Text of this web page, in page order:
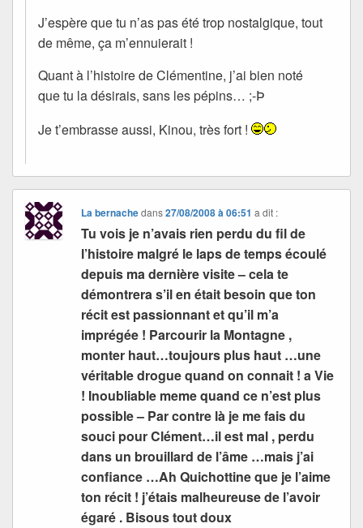
J’espère que tu n’as pas été trop nostalgique, tout
de même, ça m’ennuierait !
Quant à l’histoire de Clémentine, j’ai bien noté
que tu la désirais, sans les pépins… ;-Þ
Je t’embrasse aussi, Kinou, très fort !
La bernachedans27/08/2008 à 06:51 a dit :
Tu vois je n’avais rien perdu du fil de
l’histoire malgré le laps de temps écoulé
depuis ma dernière visite – cela te
démontrera s’il en était besoin que ton
récit est passionnant et qu’il m’a
imprégée ! Parcourir la Montagne ,
monter haut…toujours plus haut …une
véritable drogue quand on connait ! a Vie
! Inoubliable meme quand ce n’est plus
possible – Par contre là je me fais du
souci pour Clément…il est mal , perdu
dans un brouillard de l’âme …mais j’ai
confiance …Ah Quichottine que je l’aime
ton récit ! j’étais malheureuse de l’avoir
égaré . Bisous tout doux